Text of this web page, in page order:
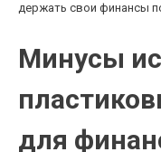
держать свои финансы
Минусы
для